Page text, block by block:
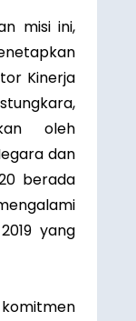
misi ini,
Kinerja
oleh
dan
berada
yang